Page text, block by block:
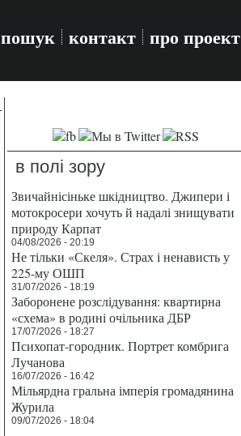
пошук контакт про проект
в полі зору
Звичайнісіньке шкідництво. Джипери і
мотокросери хочуть й надалі знищувати
природу Карпат
04/08/2026 - 20:19
Не тільки «Скеля». Страх і ненависть у
225-му ОШП
31/07/2026 - 18:19
Заборонене розслідування: квартирна
«схема» в родині очільника ДБР
17/07/2026 - 18:27
Психопат-городник. Портрет комбрига
Лучанова
16/07/2026 - 16:42
Мільярдна гральна імперія громадянина
Журила
09/07/2026 - 18:04